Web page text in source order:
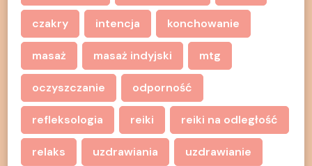
czakry intencja konchowanie
masaż masaż indyjski mtg
oczyszczanie odporność
refleksologia reiki reiki na odległość
relaks uzdrawiania uzdrawianie